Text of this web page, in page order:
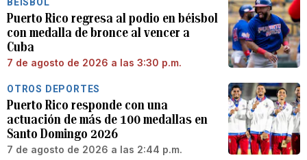
Puerto Rico regresa al podio en béisbol
con medalla de bronce al vencer a
Cuba
7 de agosto de 2026 a las 3:30 p.m.
OTROS DEPORTES
Puerto Rico responde con una
actuación de más de 100 medallas en
Santo Domingo 2026
7 de agosto de 2026 a las 2:44 p.m.